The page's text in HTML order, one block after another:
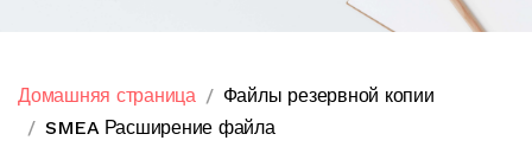
Домашняя страница
Файлы резервной копии
SMEA Расширение файла